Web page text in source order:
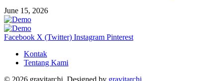
June 15, 2026
Facebook X (Twitter) Instagram Pinterest
Kontak
Tentang Kami
© 2026 gravitarchi, Designed by gravitarchi